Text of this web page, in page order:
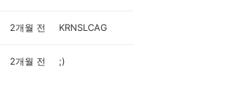
2개월 전 KRNSLCAG
2개월 전 ;)